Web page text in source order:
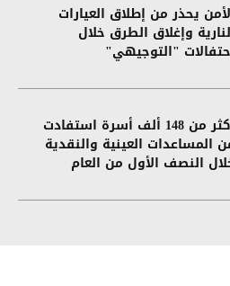
يحذر من إطلاق العيارات
وإغلاق الطرق خلال
"التوجيهي"
أكثر من 148 ألف أسرة استفادت
المساعدات العينية والنقدية
النصف الأول من العام